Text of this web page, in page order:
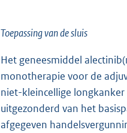
Toepassing van de sluis
Het geneesmiddel
monotherapie voor de
niet-kleincellige longkanker
uitgezonderd van het
afgegeven